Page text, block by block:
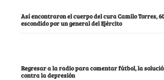
Así encontraron el cuerpo del cura Camilo Torres,
escondido por un general del Ejército
Regresar a la radio para comentar fútbol, la
contra la depresión